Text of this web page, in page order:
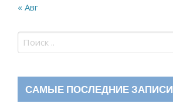
« Авг
САМЫЕ ПОСЛЕДНИЕ ЗАПИСИ